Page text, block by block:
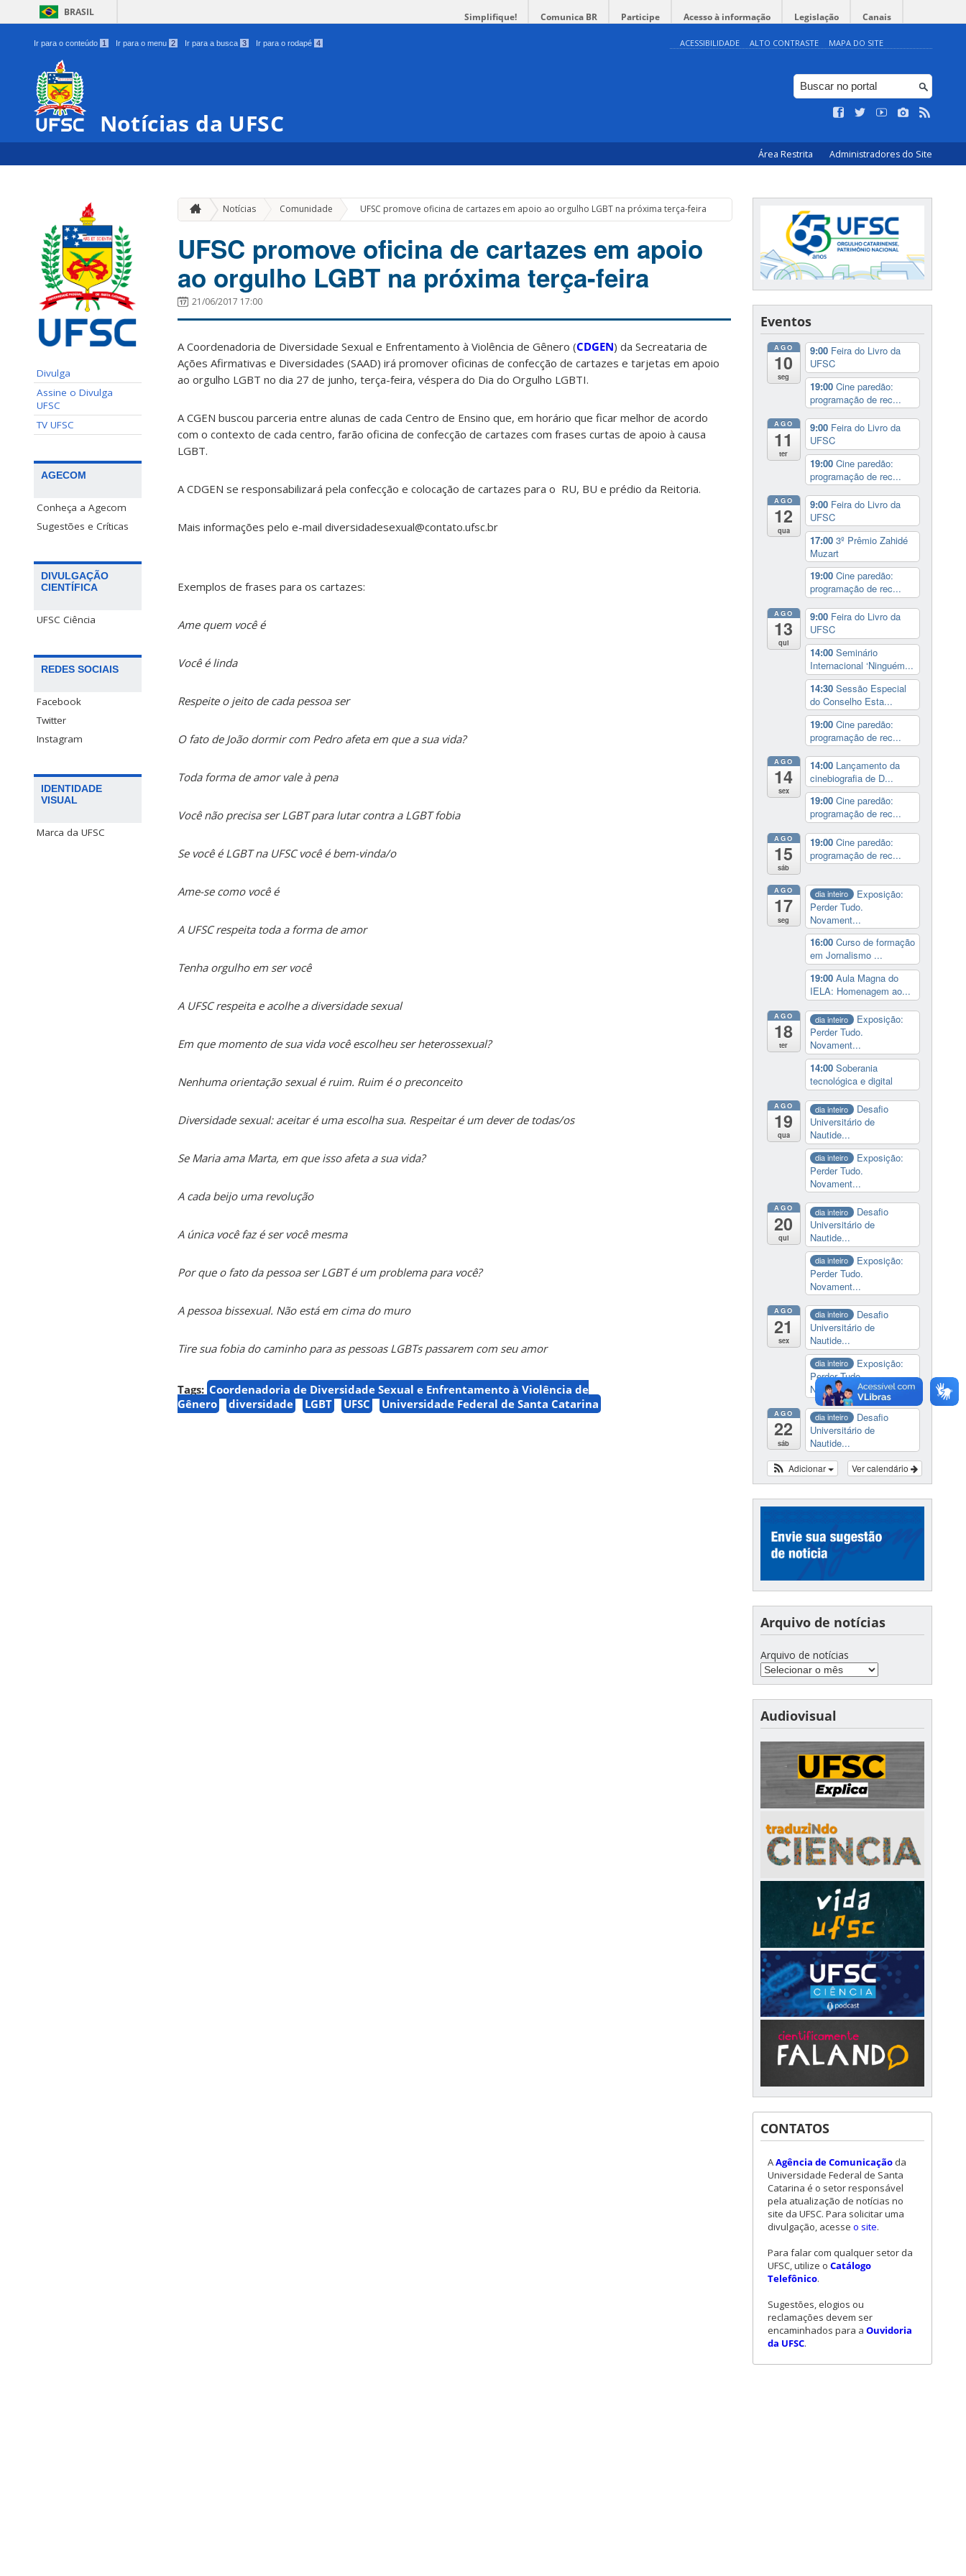
BRASIL Simplifique! Comunica BR Participe Acesso à informação Legislação Canais
Ir para o conteúdo 1 Ir para o menu 2 Ir para a busca 3 Ir para o rodapé 4 ACESSIBILIDADE ALTO CONTRASTE MAPA DO SITE
Notícias da UFSC
Área Restrita Administradores do Site
Divulga
Assine o Divulga
UFSC
TV UFSC
AGECOM
Conheça a Agecom
Sugestões e Críticas
DIVULGAÇÃO
CIENTÍFICA
UFSC Ciência
REDES SOCIAIS
Facebook
Twitter
Instagram
IDENTIDADE
VISUAL
Marca da UFSC
Notícias Comunidade » UFSC promove oficina de cartazes em apoio ao orgulho LGBT na próxima terça-feira
UFSC promove oficina de cartazes em apoio
ao orgulho LGBT na próxima terça-feira
21/06/2017 17:00
A Coordenadoria de Diversidade Sexual e Enfrentamento à Violência de Gênero (CDGEN) da Secreataria de
Ações Afirmativas e Diversidades (SAAD) irá promover oficinas de confecção de cartazes e tarjetas em apoio
ao orgulho LGBT no dia 27 de junho, terça-feira, véspera do Dia do Orgulho LGBTI.
A CGEN buscou parceria entre alunas de cada Centro de Ensino que, em horário que ficar melhor de acordo
com o contexto de cada centro, farão oficina de confecção de cartazes com frases curtas de apoio à causa
LGBT.
A CDGEN se responsabilizará pela confecção e colocação de cartazes para o RU, BU e prédio da Reitoria.
Mais informações pelo e-mail diversidadesexual@contato.ufsc.br
Exemplos de frases para os cartazes:
Ame quem você é
Você é linda
Respeite o jeito de cada pessoa ser
O fato de João dormir com Pedro afeta em que a sua vida?
Toda forma de amor vale à pena
Você não precisa ser LGBT para lutar contra a LGBT fobia
Se você é LGBT na UFSC você é bem-vinda/o
Ame-se como você é
A UFSC respeita toda a forma de amor
Tenha orgulho em ser você
A UFSC respeita e acolhe a diversidade sexual
Em que momento de sua vida você escolheu ser heterossexual?
Nenhuma orientação sexual é ruim. Ruim é o preconceito
Diversidade sexual: aceitar é uma escolha sua. Respeitar é um dever de todas/os
Se Maria ama Marta, em que isso afeta a sua vida?
A cada beijo uma revolução
A única você faz é ser você mesma
Por que o fato da pessoa ser LGBT é um problema para você?
A pessoa bissexual. Não está em cima do muro
Tire sua fobia do caminho para as pessoas LGBTs passarem com seu amor
Tags: Coordenadoria de Diversidade Sexual e Enfrentamento à Violência de
Gênero
diversidade LGBT UFSC Universidade Federal de Santa Catarina
Eventos
AGO
10
seg
9:00 Feira do Livro da
UFSC
19:00 Cine paredão:
programação de rec...
AGO
11
ter
9:00 Feira do Livro da
UFSC
19:00 Cine paredão:
programação de rec...
AGO
12
qua
9:00 Feira do Livro da
UFSC
17:00 3º Prêmio Zahidé
Muzart
19:00 Cine paredão:
programação de rec...
AGO
13
qui
9:00 Feira do Livro da
UFSC
14:00 Seminário
Internacional ‘Ninguém...
14:30 Sessão Especial
do Conselho Esta...
19:00 Cine paredão:
programação de rec...
AGO
14
sex
14:00 Lançamento da
cinebiografia de D...
19:00 Cine paredão:
programação de rec...
AGO
15
sáb
19:00 Cine paredão:
programação de rec...
AGO
17
seg
dia inteiro
Exposição:
Perder Tudo.
Novament...
16:00 Curso de formação
em Jornalismo ...
19:00 Aula Magna do
IELA: Homenagem ao...
AGO
18
ter
dia inteiro
Exposição:
Perder Tudo.
Novament...
14:00 Soberania
tecnológica e digital
AGO
19
qua
dia inteiro
Desafio
Universitário de
Nautide...
dia inteiro
Exposição:
Perder Tudo.
Novament...
AGO
20
qui
dia inteiro
Desafio
Universitário de
Nautide...
dia inteiro
Exposição:
Perder Tudo.
Novament...
AGO
21
sex
dia inteiro
Desafio
Universitário de
Nautide...
dia inteiro
Exposição:
Perder Tudo.
Novament...
AGO
22
sáb
dia inteiro
Desafio
Universitário de
Nautide...
Ver calendário
Adicionar
Arquivo de notícias
Arquivo de notícias
Audiovisual
CONTATOS
AAgência de Comunicação da
Universidade Federal de Santa
Catarina é o setor responsável
pela atualização de notícias no
site da UFSC. Para solicitar uma
divulgação, acesse o site.
Para falar com qualquer setor da
UFSC, utilize o Catálogo
Telefônico.
Sugestões, elogios ou
reclamações devem ser
encaminhados para a Ouvidoria
da UFSC.